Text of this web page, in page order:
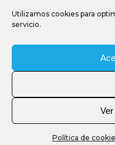
Utilizamos cookies para
servicio.
Política de